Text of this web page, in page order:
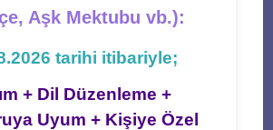
Aşk Mektubu vb.):
tarihi itibariyle;
+ Dil Düzenleme +
Uyum + Kişiye Özel